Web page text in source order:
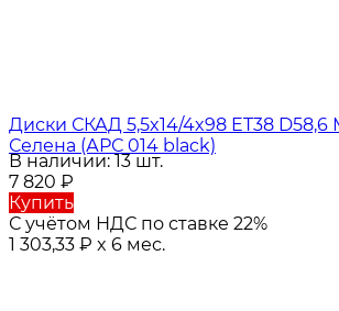
Диски СКАД 5,5x14/4x98 ET38 D58,6
Селена (АРС 014 black)
В наличии: 13 шт.
7 820 ₽
Купить
С учётом НДС по ставке 22%
1 303,33 ₽ x 6 мес.